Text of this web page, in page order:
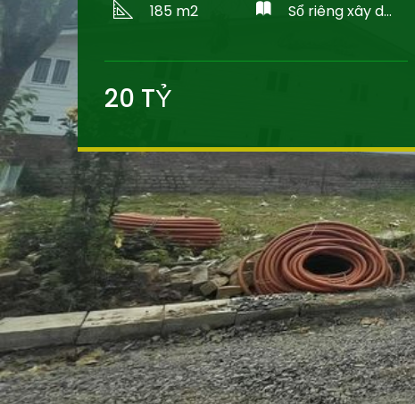
185 m2 Sổ riêng xây dựng
20 TỶ